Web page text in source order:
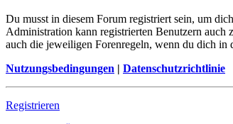
Du musst in diesem Forum registriert sein, um
Administration kann registrierten Benutzern auch
auch die jeweiligen Forenregeln, wenn du dich in
Nutzungsbedingungen | Datenschutzrichtlinie
Registrieren